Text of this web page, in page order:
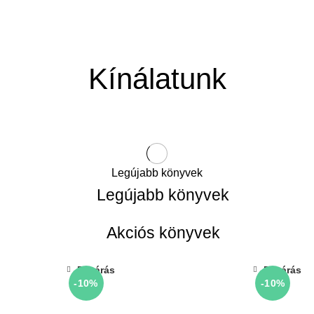
Kínálatunk
Legújabb könyvek
Legújabb könyvek
Akciós könyvek
-10%
Bezárás
-10%
Bezárás